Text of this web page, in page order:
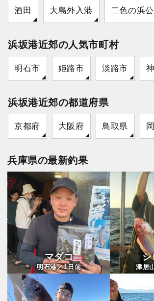
酒田 大島外入港 二色の浜
浜坂港近郊の人気市町村
明石市 姫路市 淡路市
浜坂港近郊の都道府県
京都府 大阪府 鳥取県
兵庫県の最新釣果
マダコ
明石港／1日前 津居